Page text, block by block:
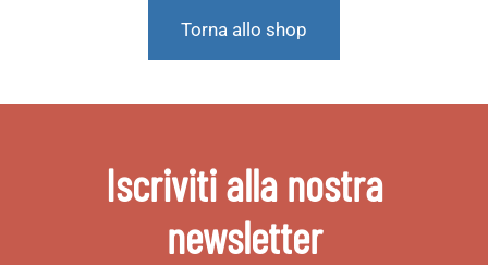
Torna allo shop
Iscriviti alla nostra
newsletter